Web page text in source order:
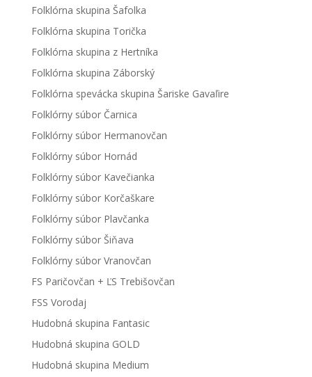
Folklórna skupina Šafolka
Folklórna skupina Torička
Folklórna skupina z Hertníka
Folklórna skupina Záborský
Folklórna spevácka skupina Šariske Gavaľire
Folklórny súbor Čarnica
Folklórny súbor Hermanovčan
Folklórny súbor Hornád
Folklórny súbor Kavečianka
Folklórny súbor Korčaškare
Folklórny súbor Plavčanka
Folklórny súbor Šiňava
Folklórny súbor Vranovčan
FS Paričovčan + ĽS Trebišovčan
FSS Vorodaj
Hudobná skupina Fantasic
Hudobná skupina GOLD
Hudobná skupina Medium